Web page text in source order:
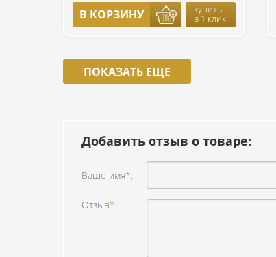
В КОРЗИНУ купить
в 1 клик
ПОКАЗАТЬ ЕЩЕ
Добавить отзыв о товаре:
Ваше имя*:
Отзыв*: